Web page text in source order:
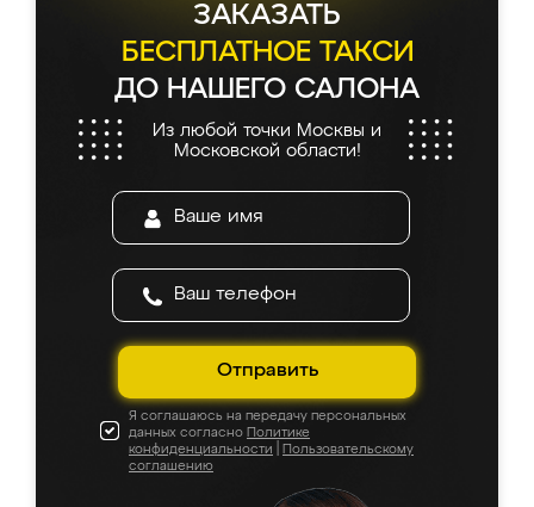
ЗАКАЗАТЬ
БЕСПЛАТНОЕ ТАКСИ
ДО НАШЕГО САЛОНА
Из любой точки Москвы и
Московской области!
Отправить
Я соглашаюсь на передачу персональных
данных согласно Политике
конфиденциальности
Пользовательскому
соглашению